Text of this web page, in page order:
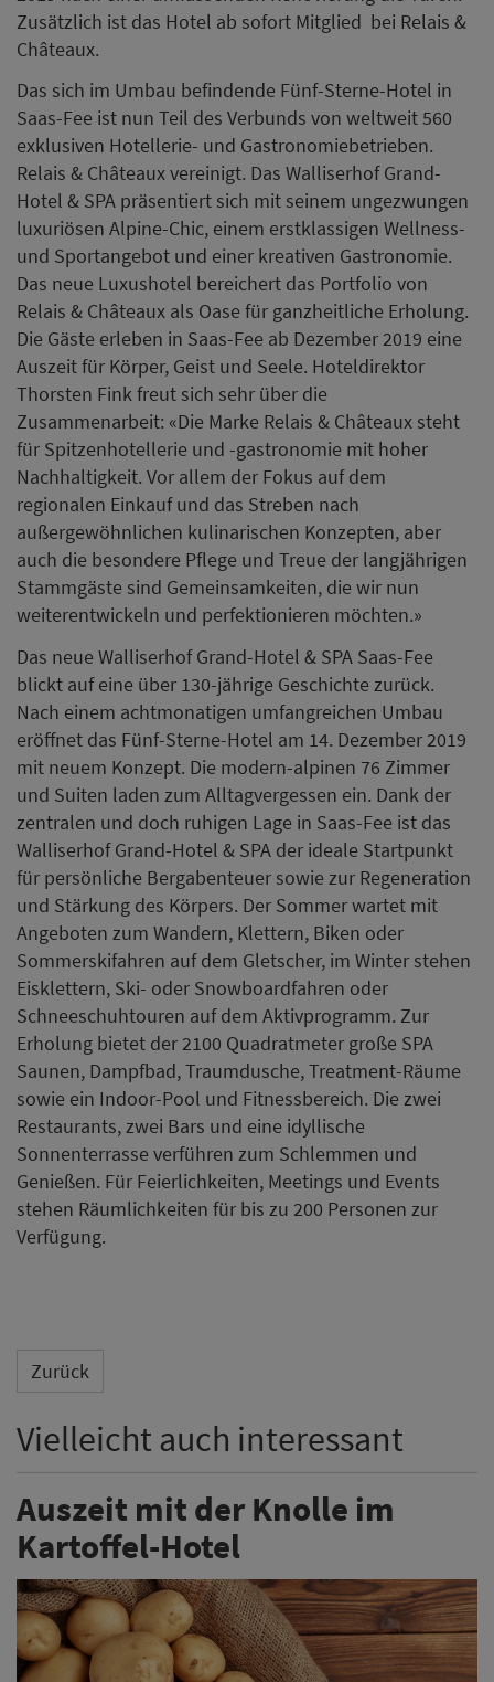
Die Gäste erleben in Saas-Fee ab Dezember 2019 eine
Auszeit für Körper, Geist und Seele. Hoteldirektor
Thorsten Fink freut sich sehr über die
Zusammenarbeit: «Die Marke Relais & Châteaux steht
für Spitzenhotellerie und -gastronomie mit hoher
Nachhaltigkeit. Vor allem der Fokus auf dem
regionalen Einkauf und das Streben nach
außergewöhnlichen kulinarischen Konzepten, aber
auch die besondere Pflege und Treue der langjährigen
Stammgäste sind Gemeinsamkeiten, die wir nun
weiterentwickeln und perfektionieren möchten.»
Das neue Walliserhof Grand-Hotel & SPA Saas-Fee
blickt auf eine über 130-jährige Geschichte zurück.
Nach einem achtmonatigen umfangreichen Umbau
eröffnet das Fünf-Sterne-Hotel am 14. Dezember 2019
mit neuem Konzept. Die modern-alpinen 76 Zimmer
und Suiten laden zum Alltagvergessen ein. Dank der
zentralen und doch ruhigen Lage in Saas-Fee ist das
Walliserhof Grand-Hotel & SPA der ideale Startpunkt
für persönliche Bergabenteuer sowie zur Regeneration
und Stärkung des Körpers. Der Sommer wartet mit
Angeboten zum Wandern, Klettern, Biken oder
Sommerskifahren auf dem Gletscher, im Winter stehen
Eisklettern, Ski- oder Snowboardfahren oder
Schneeschuhtouren auf dem Aktivprogramm. Zur
Erholung bietet der 2100 Quadratmeter große SPA
Saunen, Dampfbad, Traumdusche, Treatment-Räume
sowie ein Indoor-Pool und Fitnessbereich. Die zwei
Restaurants, zwei Bars und eine idyllische
Sonnenterrasse verführen zum Schlemmen und
Genießen. Für Feierlichkeiten, Meetings und Events
stehen Räumlichkeiten für bis zu 200 Personen zur
Verfügung.
Zurück
Vielleicht auch interessant
Auszeit mit der Knolle im
Kartoffel-Hotel
Yoga, Meditation und Kartoffel-Masken: Im 1.